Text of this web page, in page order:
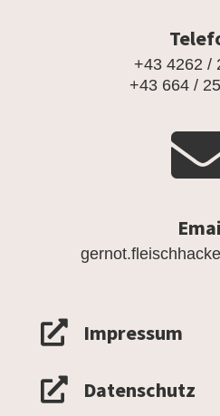
+43 4262 /
+43 664 /
 Impressum
 Datenschutz